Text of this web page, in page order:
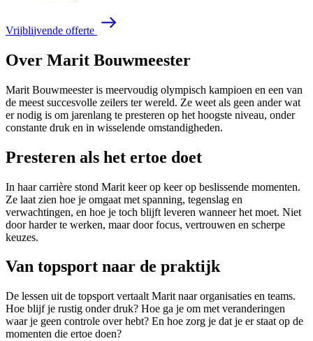
Vrijblijvende offerte
Over Marit Bouwmeester
Marit Bouwmeester is meervoudig olympisch kampioen en een van
de meest succesvolle zeilers ter wereld. Ze weet als geen ander wat
er nodig is om jarenlang te presteren op het hoogste niveau, onder
constante druk en in wisselende omstandigheden.
Presteren als het ertoe doet
In haar carrière stond Marit keer op keer op beslissende momenten.
Ze laat zien hoe je omgaat met spanning, tegenslag en
verwachtingen, en hoe je toch blijft leveren wanneer het moet. Niet
door harder te werken, maar door focus, vertrouwen en scherpe
keuzes.
Van topsport naar de praktijk
De lessen uit de topsport vertaalt Marit naar organisaties en teams.
Hoe blijf je rustig onder druk? Hoe ga je om met veranderingen
waar je geen controle over hebt? En hoe zorg je dat je er staat op de
momenten die ertoe doen?